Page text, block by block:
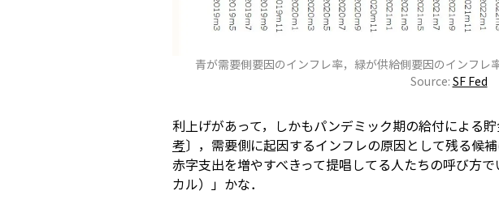
青が需要側要因のインフレ率，緑が供給側要因のインフ
Source: SF Fed
利上げがあって，しかもパンデミック期の給付による
考〕，需要側に起因するインフレの原因として残る候補
赤字支出を増やすべきって提唱してる人たちの呼び方で
カル）」かな．